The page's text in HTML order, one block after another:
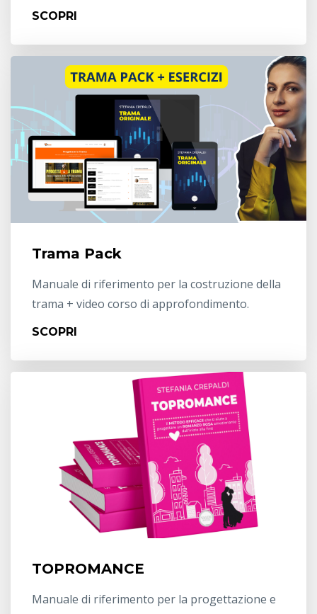
SCOPRI
Trama Pack
Manuale di riferimento per la costruzione della
trama + video corso di approfondimento.
SCOPRI
TOPROMANCE
Manuale di riferimento per la progettazione e